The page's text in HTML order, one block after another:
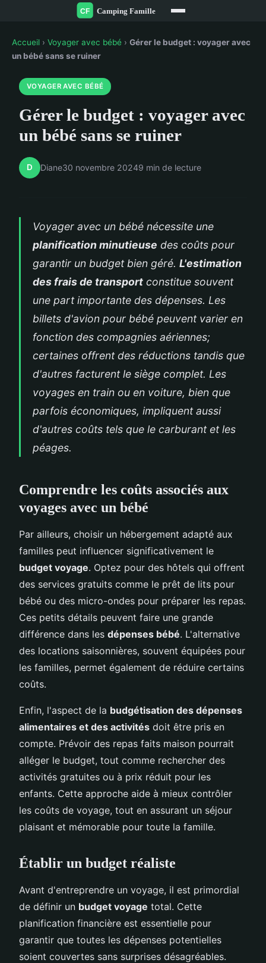
Accueil › Voyager avec bébé › Gérer le budget : voyager avec
un bébé sans se ruiner
VOYAGER AVEC BÉBÉ
Gérer le budget : voyager avec
un bébé sans se ruiner
D Diane30 novembre 20249 min de lecture
Voyager avec un bébé nécessite une
planification minutieuse des coûts pour
garantir un budget bien géré. L'estimation
des frais de transport constitue souvent
une part importante des dépenses. Les
billets d'avion pour bébé peuvent varier en
fonction des compagnies aériennes;
certaines offrent des réductions tandis que
d'autres facturent le siège complet. Les
voyages en train ou en voiture, bien que
parfois économiques, impliquent aussi
d'autres coûts tels que le carburant et les
péages.
Comprendre les coûts associés aux
voyages avec un bébé
Par ailleurs, choisir un hébergement adapté aux
familles peut influencer significativement le
budget voyage. Optez pour des hôtels qui offrent
des services gratuits comme le prêt de lits pour
bébé ou des micro-ondes pour préparer les repas.
Ces petits détails peuvent faire une grande
différence dans les dépenses bébé. L'alternative
des locations saisonnières, souvent équipées pour
les familles, permet également de réduire certains
coûts.
Enfin, l'aspect de la budgétisation des dépenses
alimentaires et des activités doit être pris en
compte. Prévoir des repas faits maison pourrait
alléger le budget, tout comme rechercher des
activités gratuites ou à prix réduit pour les
enfants. Cette approche aide à mieux contrôler
les coûts de voyage, tout en assurant un séjour
plaisant et mémorable pour toute la famille.
Établir un budget réaliste
Avant d'entreprendre un voyage, il est primordial
de définir un budget voyage total. Cette
planification financière est essentielle pour
garantir que toutes les dépenses potentielles
soient couvertes sans surprises désagréables.